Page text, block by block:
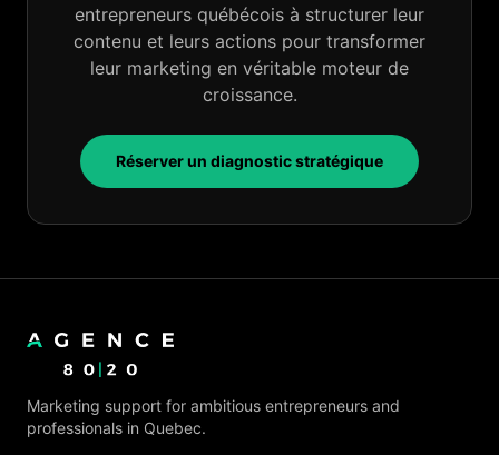
entrepreneurs québécois à structurer leur
contenu et leurs actions pour transformer
leur marketing en véritable moteur de
croissance.
Réserver un diagnostic stratégique
Marketing support for ambitious entrepreneurs and
professionals in Quebec.